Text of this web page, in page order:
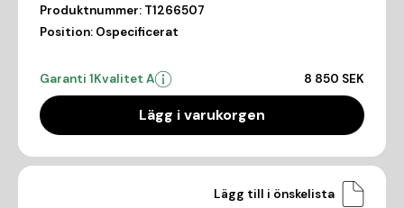
Produktnummer: T1266507
Position: Ospecificerat
Garanti 1Kvalitet A 8 850 SEK
Lägg i varukorgen
Lägg till i önskelista